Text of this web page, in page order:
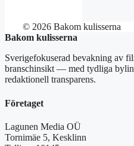
© 2026 Bakom kulisserna
Bakom kulisserna
Sverigefokuserad bevakning av
branschinsikt — med tydliga
redaktionell transparens.
Företaget
Lagunen Media OÜ
Tornimäe 5, Kesklinn